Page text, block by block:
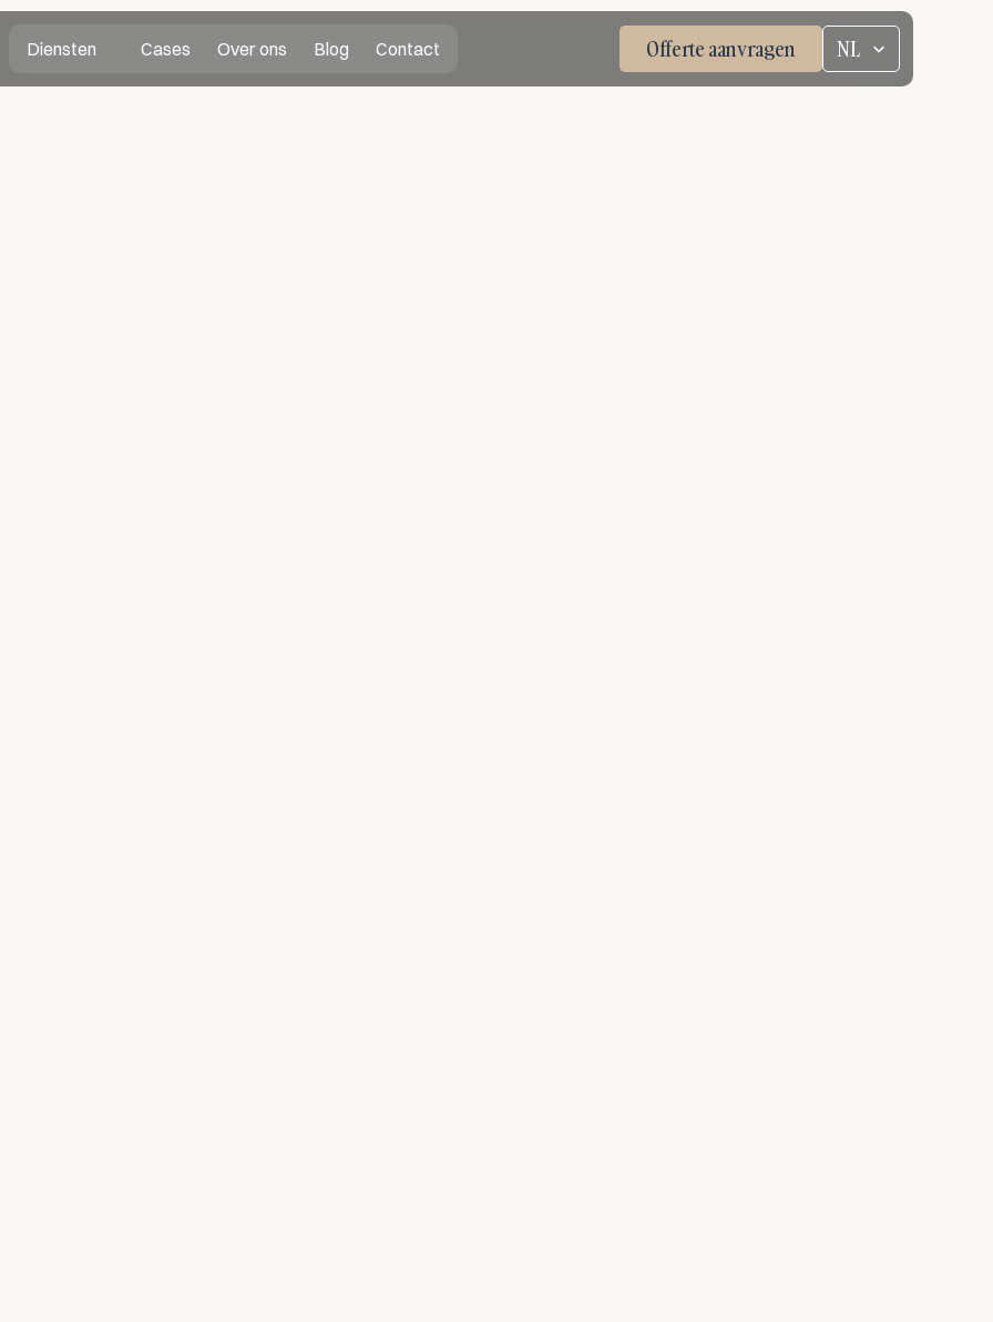
Diensten Cases Over ons Blog Contact Offerte aanvragen
Select Language
NL